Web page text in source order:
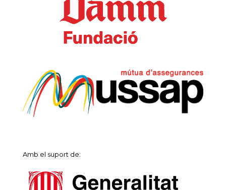
Amb el suport de: